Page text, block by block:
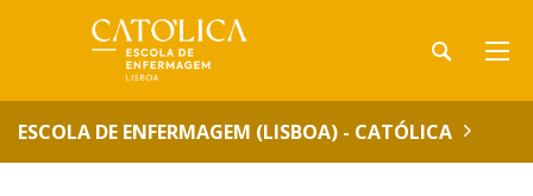
ESCOLA DE ENFERMAGEM (LISBOA) - CATÓLICA